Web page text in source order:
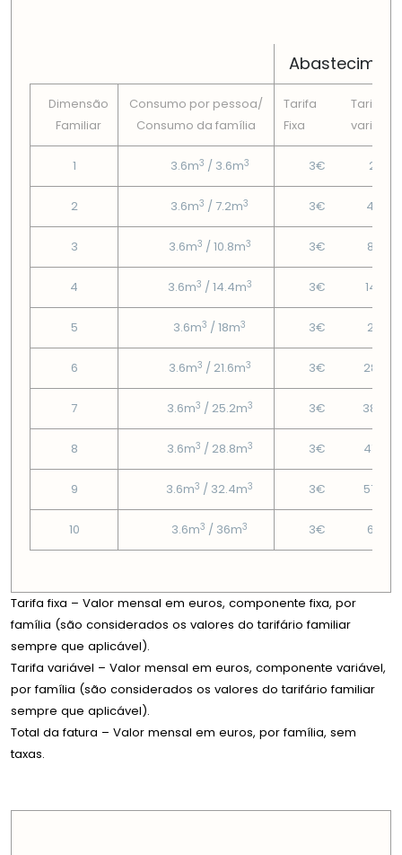
Dimensão
Familiar
Consumo por pessoa/
Consumo da famí­lia
Tarifa
Fixa
Tarifa
variável
1 3.6m3 / 3.6m3 3€ 2.16€
2 3.6m3 / 7.2m3 3€ 4.98€
3 3.6m3 / 10.8m3 3€ 8.82€
4 3.6m3 / 14.4m3 3€ 14.76€
5 3.6m3 / 18m3 3€ 20.7€
6 3.6m3 / 21.6m3 3€
7 3.6m3 / 25.2m3 3€
8 3.6m3 / 28.8m3 3€
9 3.6m3 / 32.4m3 3€
10 3.6m3 / 36m3 3€ 67.2€
Tarifa fixa – Valor mensal em euros, componente fixa, por
família (são considerados os valores do tarifário familiar
sempre que aplicável).
Tarifa variável – Valor mensal em euros, componente variável,
por família (são considerados os valores do tarifário familiar
sempre que aplicável).
Total da fatura – Valor mensal em euros, por família, sem
taxas.